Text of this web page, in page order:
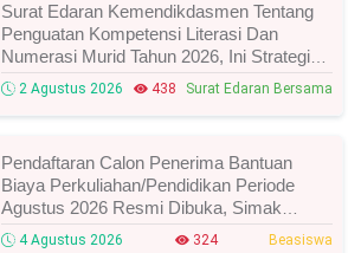
Surat Edaran Kemendikdasmen Tentang
Penguatan Kompetensi Literasi Dan
Numerasi Murid Tahun 2026, Ini Strategi
Dan Alurnya
2 Agustus 2026 438 Surat Edaran Bersama
Pendaftaran Calon Penerima Bantuan
Biaya Perkuliahan/Pendidikan Periode
Agustus 2026 Resmi Dibuka, Simak
Syarat Dan Jadwal Lengkapnya
4 Agustus 2026 324 Beasiswa